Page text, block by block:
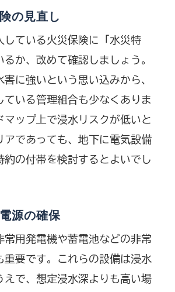
見直し
している火災保険に「水災特
か、改めて確認しましょう。
害に強いという思い込みから、
ている管理組合も少なくありま
マップ上で浸水リスクが低いと
アであっても、地下に電気設備
約の付帯を検討するとよいでし
の確保
常用発電機や蓄電池などの非常
重要です。これらの設備は浸水
えで、想定浸水深よりも高い場